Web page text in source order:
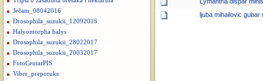
Ječam_08042016
Drosophila_suzukii_12092016
Halyomorpha halys
Drosophila_suzukii_28022017
Drosophila_suzukii_20032017
FotoCentarPIS
Viber_preporuke
ljuba mihailovic gubar